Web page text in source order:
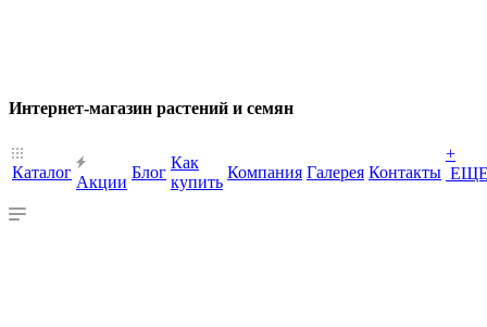
Интернет-магазин растений и семян
Каталог
Акции
Блог
Как
купить
Компания Галерея Контакты
+